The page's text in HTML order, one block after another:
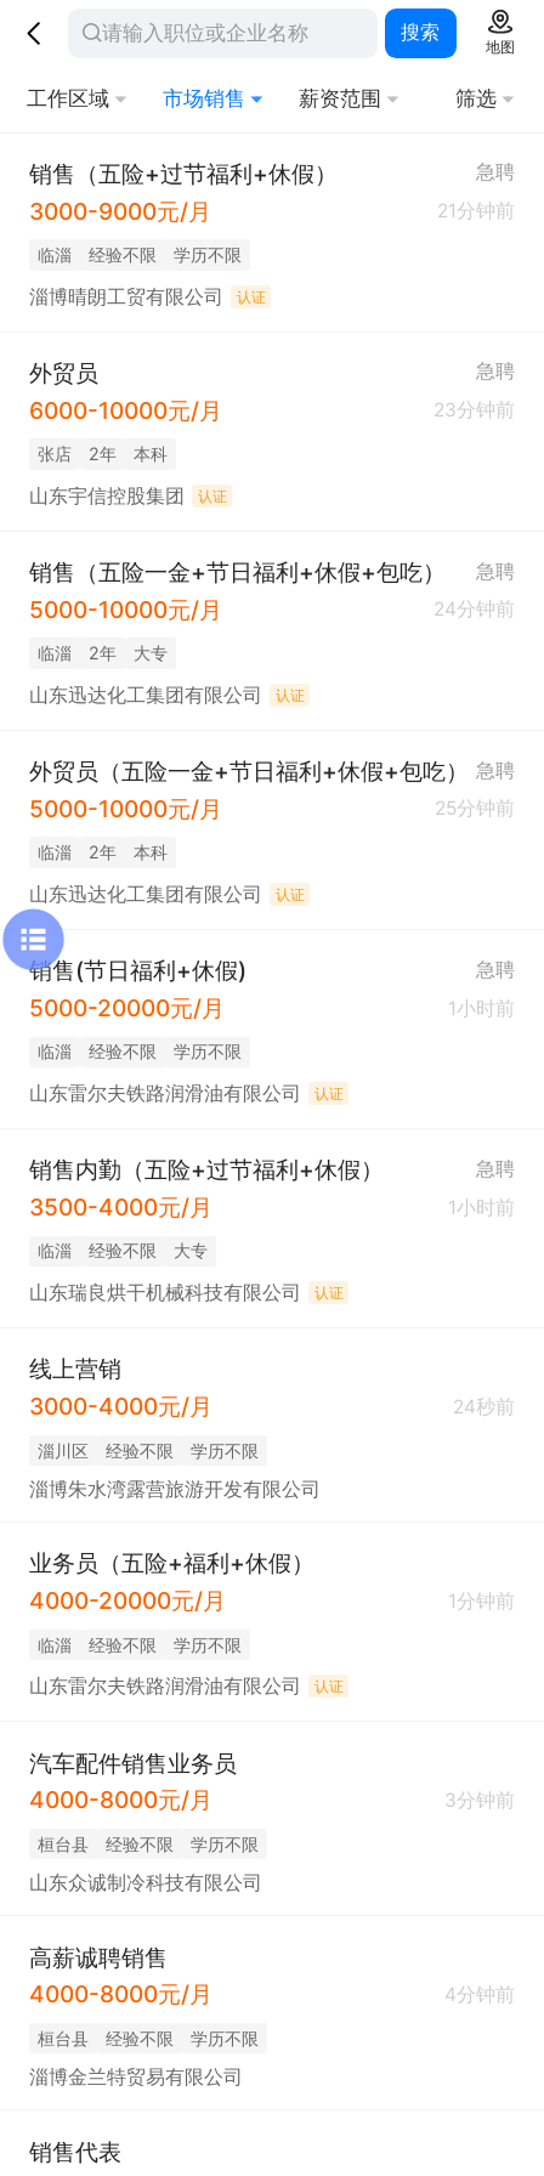
搜索
地图
工作区域 市场销售 薪资范围 筛选
销售（五险+过节福利+休假） 急聘
3000-9000元/月 21分钟前
临淄 经验不限 学历不限
淄博晴朗工贸有限公司 认证
外贸员 急聘
6000-10000元/月 23分钟前
张店 2年 本科
山东宇信控股集团 认证
销售（五险一金+节日福利+休假+包吃） 急聘
5000-10000元/月 24分钟前
临淄 2年 大专
山东迅达化工集团有限公司 认证
外贸员（五险一金+节日福利+休假+包吃） 急聘
5000-10000元/月 25分钟前
临淄 2年 本科
山东迅达化工集团有限公司 认证
销售(节日福利+休假) 急聘
5000-20000元/月 1小时前
临淄 经验不限 学历不限
山东雷尔夫铁路润滑油有限公司 认证
销售内勤（五险+过节福利+休假） 急聘
3500-4000元/月 1小时前
临淄 经验不限 大专
山东瑞良烘干机械科技有限公司 认证
线上营销
3000-4000元/月
24秒前
淄川区 经验不限 学历不限
淄博朱水湾露营旅游开发有限公司
业务员（五险+福利+休假）
4000-20000元/月
1分钟前
临淄 经验不限 学历不限
山东雷尔夫铁路润滑油有限公司 认证
汽车配件销售业务员
4000-8000元/月
3分钟前
桓台县 经验不限 学历不限
山东众诚制冷科技有限公司
高薪诚聘销售
4000-8000元/月
4分钟前
桓台县 经验不限 学历不限
淄博金兰特贸易有限公司
销售代表